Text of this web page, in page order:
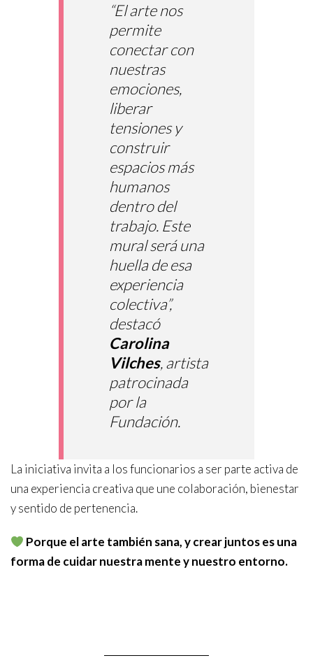
INICIO
LA FUNDACIÓN
PREMIO SETBA CHILE 2026
PROGRAMAS Y ACTIVIDADES
PRENSA
ARTISTAS
ALIANZAS SETBA BARCELONA CONTACTO
“El arte nos
permite
conectar con
nuestras
emociones,
liberar
tensiones y
construir
espacios más
humanos
dentro del
trabajo. Este
mural será una
huella de esa
experiencia
colectiva”,
destacó
Carolina
Vilches, artista
patrocinada
por la
Fundación.
La iniciativa invita a los funcionarios a ser parte activa de
una experiencia creativa que une colaboración, bienestar
y sentido de pertenencia.
Porque el arte también sana, y crear juntos es una
forma de cuidar nuestra mente y nuestro entorno.